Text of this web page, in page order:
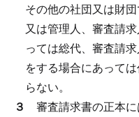
その他の社団又は財
又は管理人、審査請
っては総代、審査請
をする場合にあって
らない。
３ 審査請求書の正本